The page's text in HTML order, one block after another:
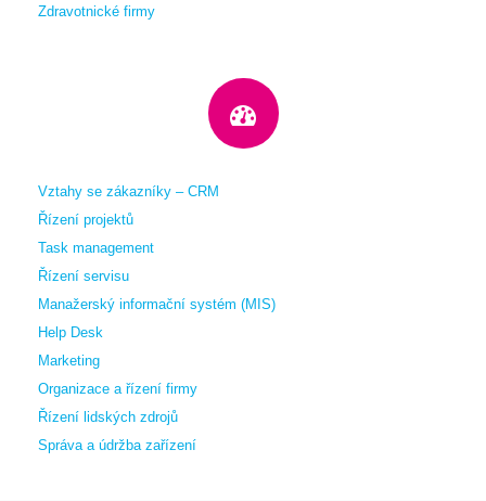
Zdravotnické firmy
Vztahy se zákazníky – CRM
Řízení projektů
Task management
Řízení servisu
Manažerský informační systém (MIS)
Help Desk
Marketing
Organizace a řízení firmy
Řízení lidských zdrojů
Správa a údržba zařízení